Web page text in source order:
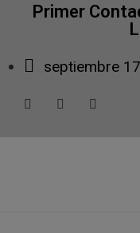
Primer
septiembre